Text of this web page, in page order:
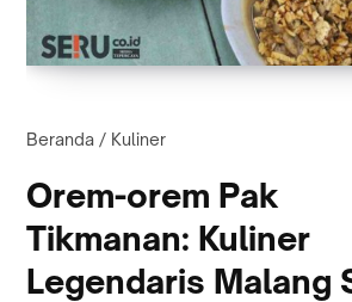
Beranda / Kuliner
Orem-orem Pak
Tikmanan: Kuliner
Legendaris Malang